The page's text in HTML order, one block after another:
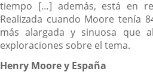
tiempo […] además, está en
Realizada cuando Moore tenía
más alargada y sinuosa que
exploraciones sobre el tema.
Henry Moore y España